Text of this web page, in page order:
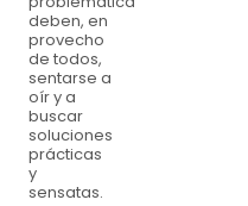
deben, en
provecho
de todos,
sentarse a
oír y a
buscar
soluciones
prácticas
y
sensatas.